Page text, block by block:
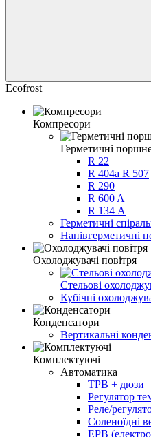
Ecofrost
Компресори
Герметичні
R 22
R 404a R 507
R 290
R 600 A
R 134 А
Герметичні
Напівгерметичні
Охолоджувачі повітря
Стельові
Кубічні
Конденсатори
Вертикальні
Комплектуючі
Автоматика
ТРВ + дюзи
Регулятор
Реле/
Соленоїдні
ЕРВ